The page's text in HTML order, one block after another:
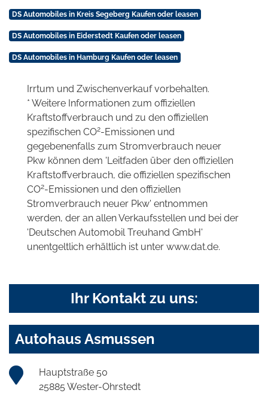
DS Automobiles in Kreis Segeberg Kaufen oder leasen
DS Automobiles in Eiderstedt Kaufen oder leasen
DS Automobiles in Hamburg Kaufen oder leasen
Irrtum und Zwischenverkauf vorbehalten.
* Weitere Informationen zum offiziellen
Kraftstoffverbrauch und zu den offiziellen
spezifischen CO2-Emissionen und
gegebenenfalls zum Stromverbrauch neuer
Pkw können dem 'Leitfaden über den offiziellen
Kraftstoffverbrauch, die offiziellen spezifischen
CO2-Emissionen und den offiziellen
Stromverbrauch neuer Pkw' entnommen
werden, der an allen Verkaufsstellen und bei der
'Deutschen Automobil Treuhand GmbH'
unentgeltlich erhältlich ist unter www.dat.de.
Ihr Kontakt zu uns:
Autohaus Asmussen
Hauptstraße 50
25885 Wester-Ohrstedt